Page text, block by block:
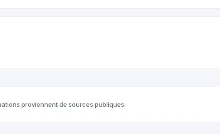
proviennent de sources publiques.